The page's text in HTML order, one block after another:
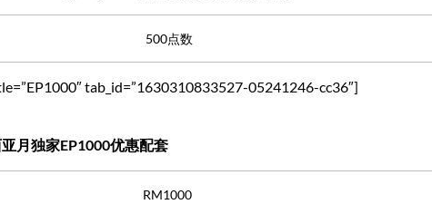
500点数
tab_id=”1630310833527-05241246-cc36″]
月独家EP1000优惠配套
RM1000